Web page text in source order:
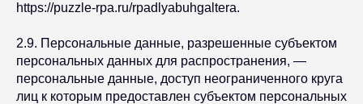
https://puzzle-rpa.ru/rpadlyabuhgaltera.
2.9. Персональные данные, разрешенные субъектом
персональных данных для распространения, —
персональные данные, доступ неограниченного круга
лиц к которым предоставлен субъектом персональных